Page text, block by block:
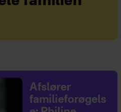
Afslører
familieforøgels